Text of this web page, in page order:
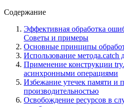
Содержание
Эффективная обработка
Советы и примеры
Основные принципы
Использование метода.catch
Применение конструкции
асинхронными операциями
Избежание утечек памяти и
производительностью
Освобождение ресурсов в